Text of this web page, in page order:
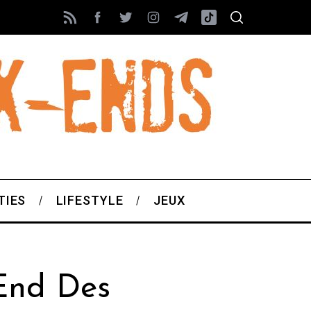
LIFESTYLE JEUX
Des